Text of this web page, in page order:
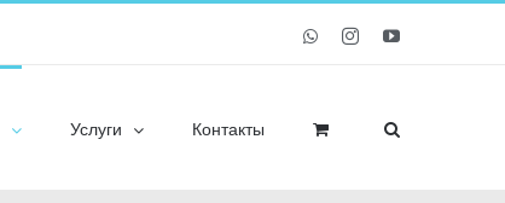
WhatsappInstagramYouTube
Услуги Контакты